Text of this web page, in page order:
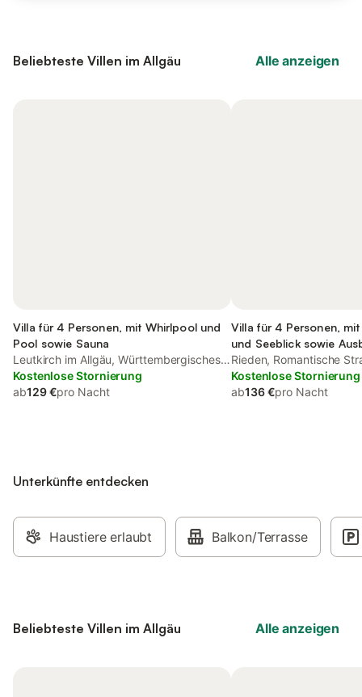
Beliebteste Villen im Allgäu Alle anzeigen
Villa für 4 Personen, mit Whirlpool und
Pool sowie Sauna
Leutkirch im Allgäu, Württembergisches
Allgäu
Kostenlose Stornierung
ab129 €pro Nacht
Villa für 4 Personen, mit
und Seeblick sowie
Rieden, Romantische
Kostenlose Stornierung
ab136 €pro Nacht
Unterkünfte entdecken
Haustiere erlaubt Balkon/Terrasse
Beliebteste Villen im Allgäu Alle anzeigen